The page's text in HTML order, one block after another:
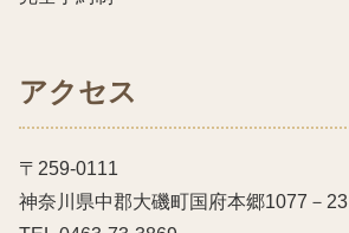
アクセス
〒259-0111
神奈川県中郡大磯町国府本郷1077－23